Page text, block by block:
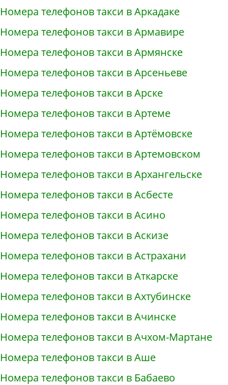
Номера телефонов такси в Аркадаке
Номера телефонов такси в Армавире
Номера телефонов такси в Армянске
Номера телефонов такси в Арсеньеве
Номера телефонов такси в Арске
Номера телефонов такси в Артеме
Номера телефонов такси в Артёмовске
Номера телефонов такси в Артемовском
Номера телефонов такси в Архангельске
Номера телефонов такси в Асбесте
Номера телефонов такси в Асино
Номера телефонов такси в Аскизе
Номера телефонов такси в Астрахани
Номера телефонов такси в Аткарске
Номера телефонов такси в Ахтубинске
Номера телефонов такси в Ачинске
Номера телефонов такси в Ачхом-Мартане
Номера телефонов такси в Аше
Номера телефонов такси в Бабаево